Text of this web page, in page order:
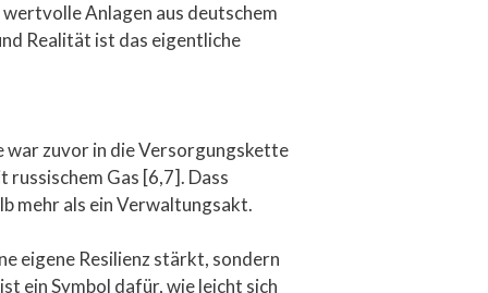
Anlagen aus deutschem
Realität ist das eigentliche
war zuvor in die Versorgungskette
Gas [6,7]. Dass
mehr als ein Verwaltungsakt.
eigene Resilienz stärkt, sondern
ein Symbol dafür, wie leicht sich